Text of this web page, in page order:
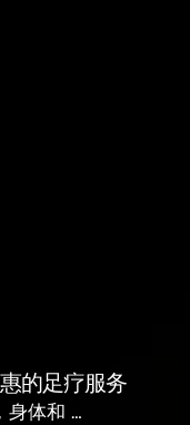
的足疗服务
身体和 …